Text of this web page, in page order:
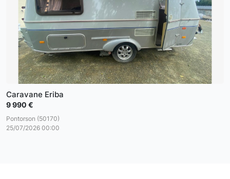
Caravane Eriba
9 990 €
Pontorson (50170)
25/07/2026 00:00